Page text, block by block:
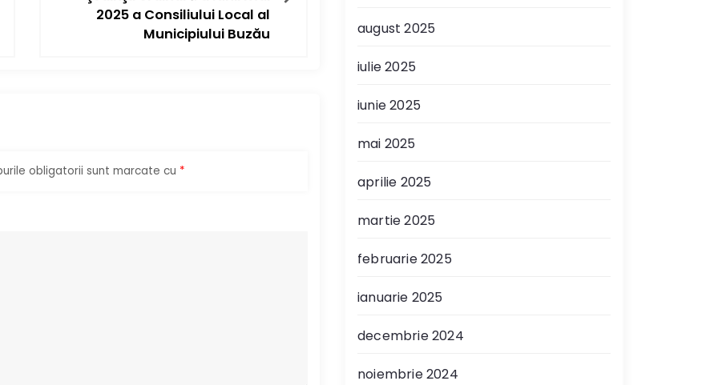
2025 a Consiliului Local al
Municipiului Buzău
obligatorii sunt marcate cu *
august 2025
iulie 2025
iunie 2025
mai 2025
aprilie 2025
martie 2025
februarie 2025
ianuarie 2025
decembrie 2024
noiembrie 2024